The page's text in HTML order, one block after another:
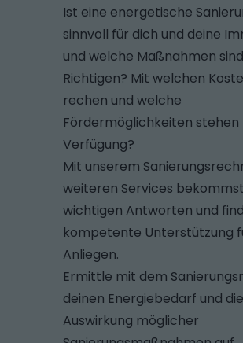
Ist eine energetische
sinnvoll für dich und deine
und welche Maßnahmen
Richtigen? Mit welchen
rechen und welche
Fördermöglichkeiten stehen
Verfügung?
Mit unserem
weiteren Services
wichtigen Antworten und
kompetente Unterstützung
Anliegen.
Ermittle mit dem
deinen Energiebedarf und die
Auswirkung möglicher